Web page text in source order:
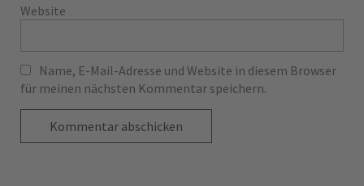
Website
Name, E-Mail-Adresse und Website in diesem Browser
für meinen nächsten Kommentar speichern.